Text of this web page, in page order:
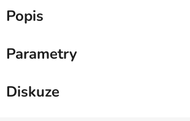
Popis
Parametry
Diskuze